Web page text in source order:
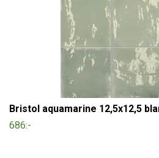
Bristol aquamarine 12,5x12,5
686:-